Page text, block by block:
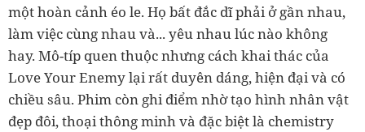
một hoàn cảnh éo le. Họ bất đắc dĩ phải ở gần nhau,
làm việc cùng nhau và... yêu nhau lúc nào không
hay. Mô-típ quen thuộc nhưng cách khai thác của
Love Your Enemy lại rất duyên dáng, hiện đại và có
chiều sâu. Phim còn ghi điểm nhờ tạo hình nhân vật
đẹp đôi, thoại thông minh và đặc biệt là chemistry